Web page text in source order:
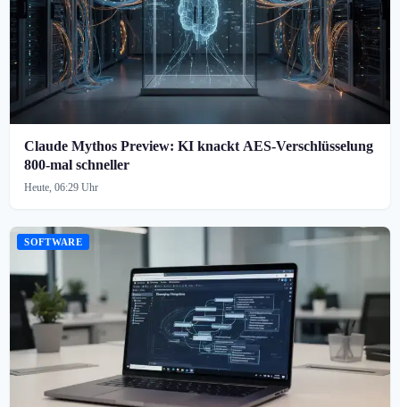
Claude Mythos Preview: KI knackt AES-Verschlüsselung
800-mal schneller
Heute, 06:29 Uhr
SOFTWARE